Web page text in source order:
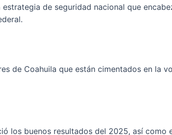
de seguridad nacional que
de Coahuila que están cimentados en la
los buenos resultados del 2025, así